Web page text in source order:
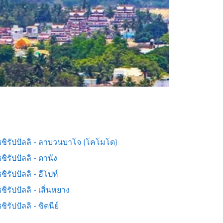
รัปปัลลิ - ลาบวนบาโจ (โคโมโด)
รัปปัลลิ - ดานัง
รัปปัลลิ - อีโปห์
รัปปัลลิ - เสิ่นหยาง
รัปปัลลิ - ซิดนีย์